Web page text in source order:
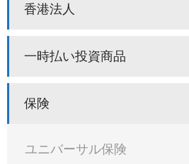
香港法人
一時払い投資商品
保険
ユニバーサル保険